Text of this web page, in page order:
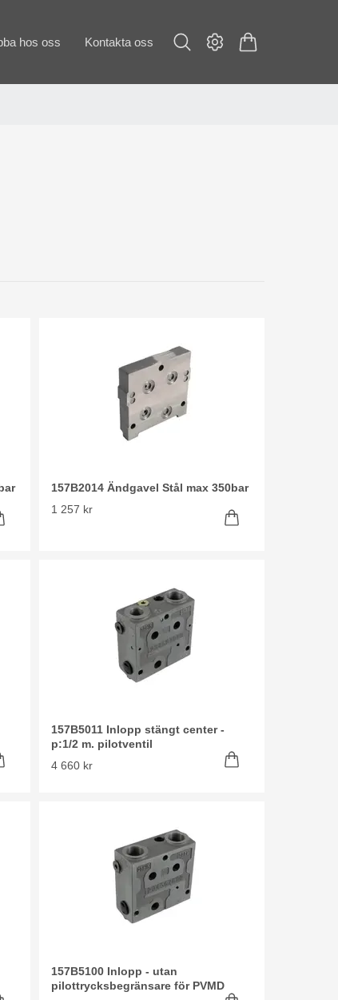
hos oss Kontakta oss
157B2014 Ändgavel Stål max 350bar
1 257 kr
157B5011 Inlopp stängt center -
p:1/2 m. pilotventil
4 660 kr
157B5100 Inlopp - utan
pilottrycksbegränsare för PVMD